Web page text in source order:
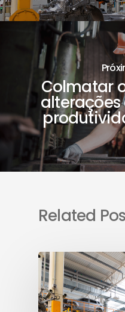
Colmatar
Related